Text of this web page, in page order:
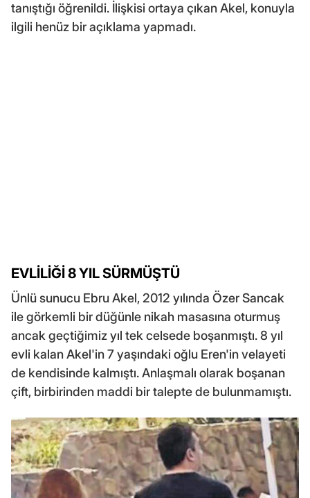
tanıştığı öğrenildi. İlişkisi ortaya çıkan Akel, konuyla
ilgili henüz bir açıklama yapmadı.
EVLİLİĞİ 8 YIL SÜRMÜŞTÜ
Ünlü sunucu Ebru Akel, 2012 yılında Özer Sancak
ile görkemli bir düğünle nikah masasına oturmuş
ancak geçtiğimiz yıl tek celsede boşanmıştı. 8 yıl
evli kalan Akel'in 7 yaşındaki oğlu Eren'in velayeti
de kendisinde kalmıştı. Anlaşmalı olarak boşanan
çift, birbirinden maddi bir talepte de bulunmamıştı.